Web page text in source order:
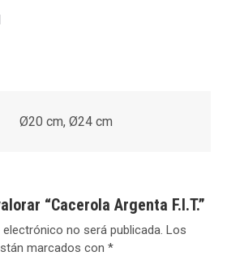
Ø20 cm, Ø24 cm
“Cacerola Argenta F.I.T.”
no será publicada. Los
marcados con *